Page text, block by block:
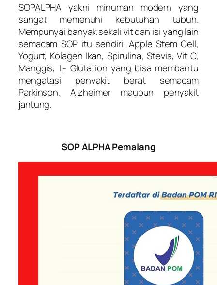
SOPALPHA yakni minuman modern yang
sangat memenuhi kebutuhan tubuh.
Mempunyai banyak sekali vit dan isi yang lain
semacam SOP itu sendiri, Apple Stem Cell,
Yogurt, Kolagen Ikan, Spirulina, Stevia, Vit C,
Manggis, L- Glutation yang bisa membantu
mengatasi penyakit berat semacam
Parkinson, Alzheimer maupun penyakit
jantung.
SOP ALPHA Pemalang